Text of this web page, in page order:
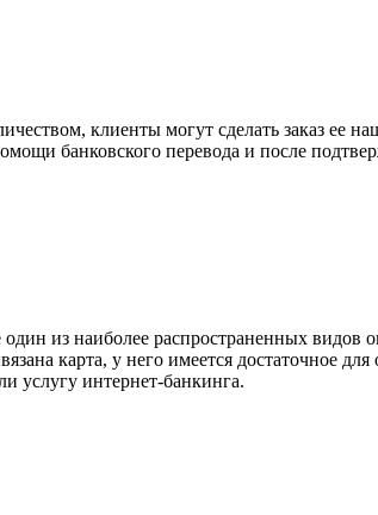
клиенты могут сделать заказ ее
банковского перевода и после
из наиболее распространенных видов
карта, у него имеется достаточное
услугу интернет-банкинга.